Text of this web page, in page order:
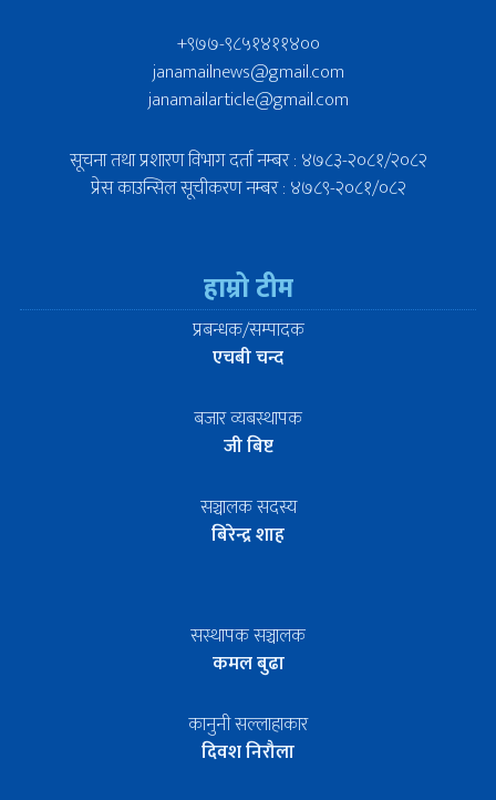
+९७७-९८५१४११४००
janamailnews@gmail.com
janamailarticle@gmail.com
सूचना तथा प्रशारण विभाग दर्ता नम्बर : ४७८३-२०८१/२०८२
प्रेस काउन्सिल सूचीकरण नम्बर : ४७८९-२०८१/०८२
हाम्रो टीम
प्रबन्धक/सम्पादक
एचबी चन्द
बजार व्यबस्थापक
जी बिष्ट
सञ्चालक सदस्य
बिरेन्द्र शाह
सस्थापक सञ्चालक
कमल बुढा
कानुनी सल्लाहाकार
दिवश निरौला